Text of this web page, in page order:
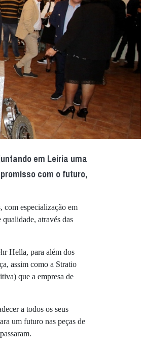
em Leiria uma
com o futuro,
com especialização em
através das
Hella, para além dos
assim como a Stratio
que a empresa de
a todos os seus
um futuro nas peças de